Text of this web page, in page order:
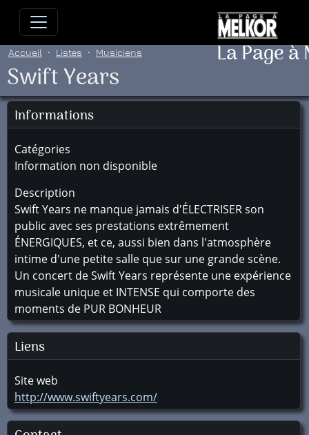
Allez directement au contenu
La Page
Accueil Listes Musiciens
Swift Years
Informations
Catégories
Information non disponible
Description
Swift Years ne manque jamais d'ÉLECTRISER son
public avec ses prestations extrêmement
ÉNERGIQUES, et ce, aussi bien dans l'atmosphère
intime d'une petite salle que sur une grande scène.
Un concert de Swift Years représente une expérience
musicale unique et INTENSE qui comporte des
moments de PUR BONHEUR
Liens
Site web
http://www.swiftyears.com/